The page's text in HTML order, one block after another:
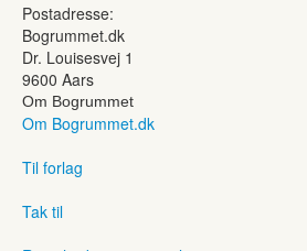
Postadresse:
Bogrummet.dk
Dr. Louisesvej 1
9600 Aars
Om Bogrummet
Om Bogrummet.dk
Til forlag
Tak til